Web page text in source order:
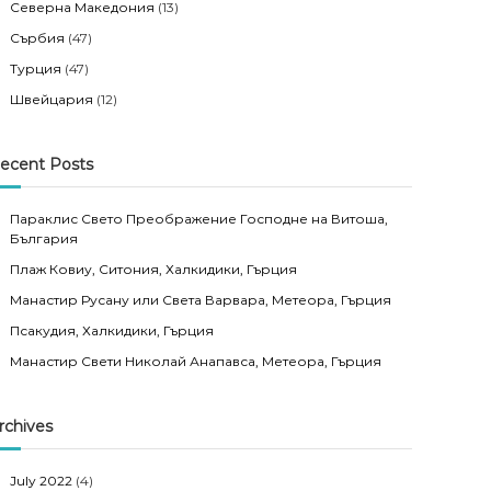
Северна Македония (13)
Сърбия (47)
Турция (47)
Швейцария (12)
Posts
Параклис Свето Преображение Господне на Витоша,
България
Плаж Ковиу, Ситония, Халкидики, Гърция
Манастир Русану или Света Варвара, Метеора, Гърция
Псакудия, Халкидики, Гърция
Манастир Свети Николай Анапавса, Метеора, Гърция
July 2022 (4)